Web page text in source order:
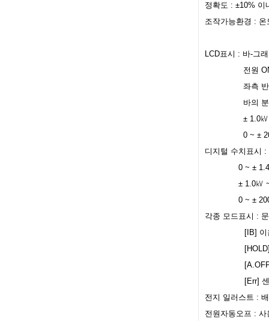
정확도 : ±10% 이
조작가능환경 :
LCD표시 : 바-그
전원
좌측
바의 분해능(
± 1.0㎸ ~ ±
0 ~ ± 200V
디지털 수치표시
0 ~ ± 1.49
± 1.0㎸ ~ ±
0 ~ ± 200V
각종 모드표시 :
[IB] 이온 밸
[HOLD] 홀
[A.OFF] 자동
[Err] 센서가
전지 일러스트 :
전원자동오프 :